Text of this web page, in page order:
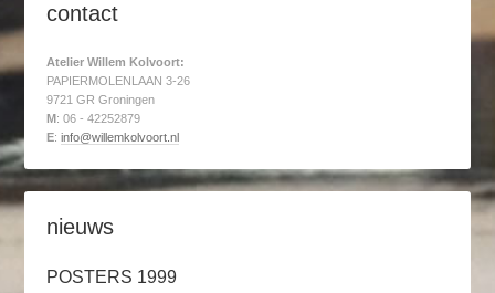
contact
Atelier Willem Kolvoort:
PAPIERMOLENLAAN 3-26
9721 GR Groningen
M : 06 - 42252879
E:info@willemkolvoort.nl
nieuws
POSTERS 1999